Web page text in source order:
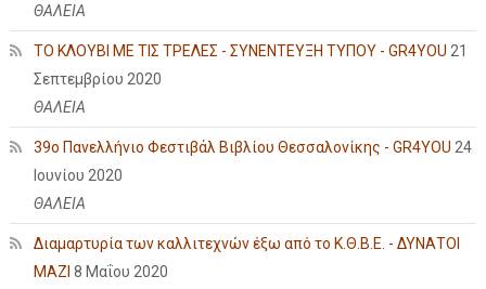
ΘΑΛΕΙΑ
ΤΟ ΚΛΟΥΒΙ ΜΕ ΤΙΣ ΤΡΕΛΕΣ - ΣΥΝΕΝΤΕΥΞΗ ΤΥΠΟΥ - GR4YOU 21
Σεπτεμβρίου 2020
ΘΑΛΕΙΑ
39ο Πανελλήνιο Φεστιβάλ Βιβλίου Θεσσαλονίκης - GR4YOU 24
Ιουνίου 2020
ΘΑΛΕΙΑ
Διαμαρτυρία των καλλιτεχνών έξω από το Κ.Θ.Β.Ε. - ΔΥΝΑΤΟΙ
ΜΑΖΙ 8 Μαΐου 2020